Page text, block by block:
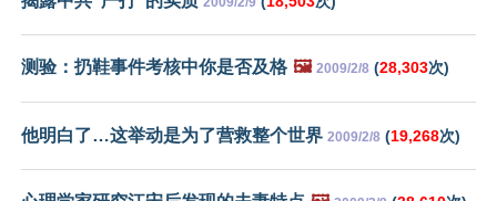
测验：扔鞋事件考核中你是否及格 🖼️ 2009/2/8 (28,303次)
他明白了…这举动是为了营救整个世界 2009/2/8 (19,268次)